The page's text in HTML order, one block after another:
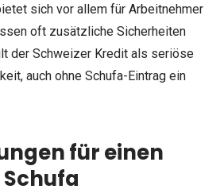
sich vor allem für Arbeitnehmer
oft zusätzliche Sicherheiten
der Schweizer Kredit als seriöse
auch ohne Schufa-Eintrag ein
für einen